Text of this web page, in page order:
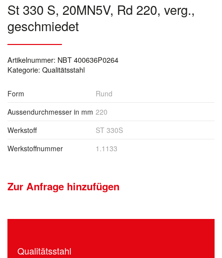
St 330 S, 20MN5V, Rd 220, verg.,
geschmiedet
Artikelnummer: NBT 400636P0264
Kategorie: Qualitätsstahl
Form
Rund
Aussendurchmesser in mm 220
Werkstoff
ST 330S
Werkstoffnummer
1.1133
Zur Anfrage hinzufügen
Qualitätsstahl